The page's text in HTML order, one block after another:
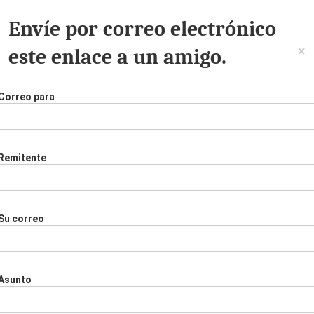
Envíe por correo electrónico
este enlace a un amigo.
×
para
correo